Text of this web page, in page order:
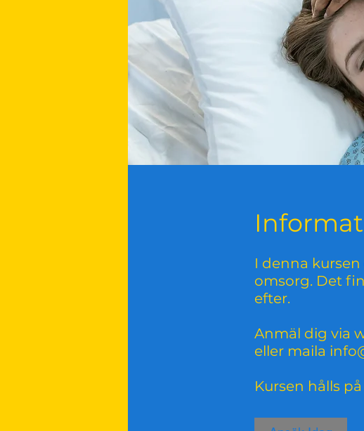
I denna
omsorg. Det
efter.
Anmäl dig via
eller maila
Kursen hålls